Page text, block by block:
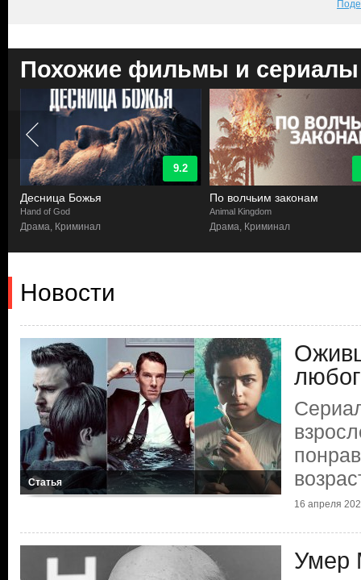
Похожие фильмы и сериалы
9.2
Десница Божья
Hand of God
Драма, Криминал
По волчьим законам
Animal Kingdom
Драма, Криминал
Новости
Статья
16 апреля
Умер